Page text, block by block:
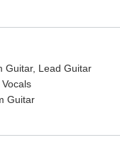
Guitar, Lead Guitar
Guitar